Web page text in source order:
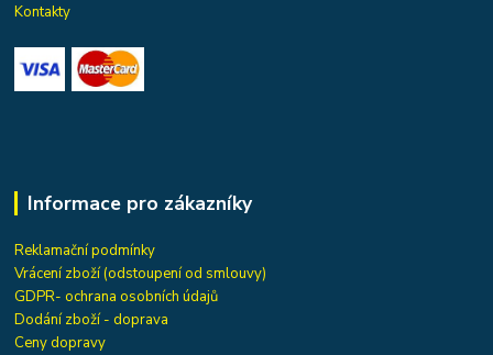
Kontakty
Informace pro zákazníky
Reklamační podmínky
Vrácení zboží (odstoupení od smlouvy)
GDPR- ochrana osobních údajů
Dodání zboží - doprava
Ceny dopravy